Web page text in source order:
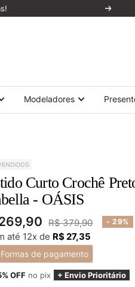
Próxima
Modeladores
Curto Crochê
- OÁSIS
Preço
normal
R$ 379,90 - 29%
até 12x de R$ 27,35
Formas de pagamento
OFF no pix + Envio Prioritário